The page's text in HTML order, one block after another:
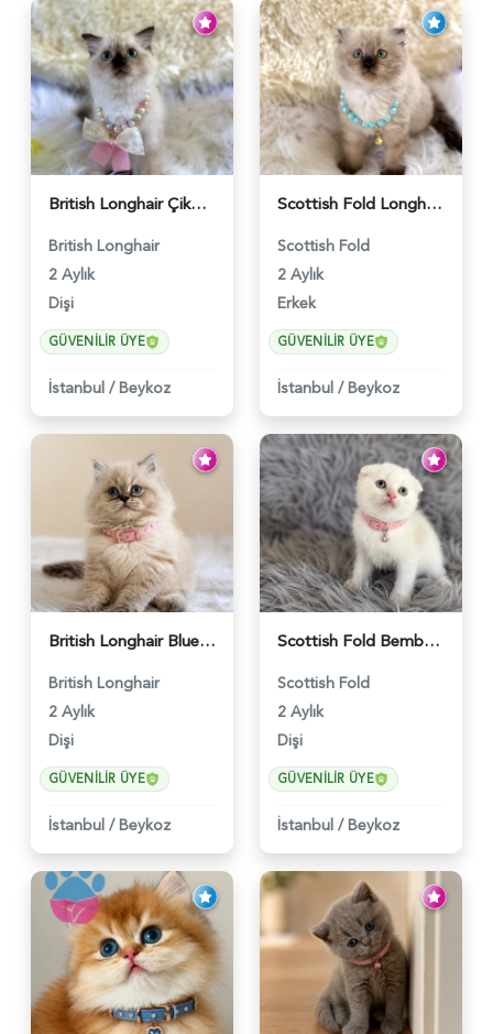
British Longhair Çikolata Nadir Renk Göz Kamaştırıcı - 6117
British Longhair
2 Aylık
Dişi
GÜVENILIR ÜYE
İstanbul / Beykoz
Scottish Fold Longhair Çikolata Erkek Yavrumuz - 6119
Scottish Fold
2 Aylık
Erkek
GÜVENILIR ÜYE
İstanbul / Beykoz
British Longhair Blue Point Afrodit Yuva Arıyor - 6118
British Longhair
2 Aylık
Dişi
GÜVENILIR ÜYE
İstanbul / Beykoz
Scottish Fold Bembeyaz Pembe Burun Yavrumuz - 6120
Scottish Fold
2 Aylık
Dişi
GÜVENILIR ÜYE
İstanbul / Beykoz